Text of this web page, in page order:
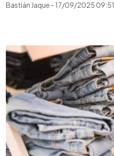
Bastián Jaque - 17/09/2025 09:51